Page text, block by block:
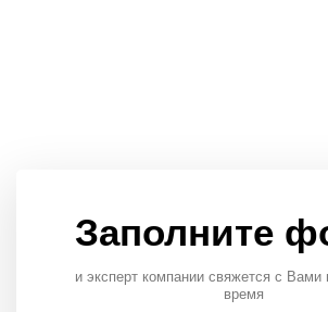
Заполните
и эксперт компании свяжется с
время